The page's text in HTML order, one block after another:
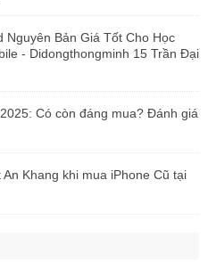
Nguyên Bản Giá Tốt Cho Học
- Didongthongminh 15 Trần Đại
Có còn đáng mua? Đánh giá
Khang khi mua iPhone Cũ tại